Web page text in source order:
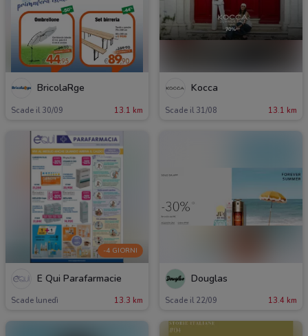
BricolaRge
Scade il 30/09 13.1 km
Kocca
Scade il 31/08 13.1 km
-4 GIORNI
É Qui Parafarmacie
Scade lunedì 13.3 km
Douglas
Scade il 22/09 13.4 km